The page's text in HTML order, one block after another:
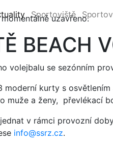
(current)
Sportoviště
uzavřeno.
BEACH
volejbalu se sezónním
moderní kurty s osvětlením
muže a ženy, převlékací
v rámci provozní
info@ssrz.cz.